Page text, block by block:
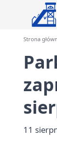
Strona
11